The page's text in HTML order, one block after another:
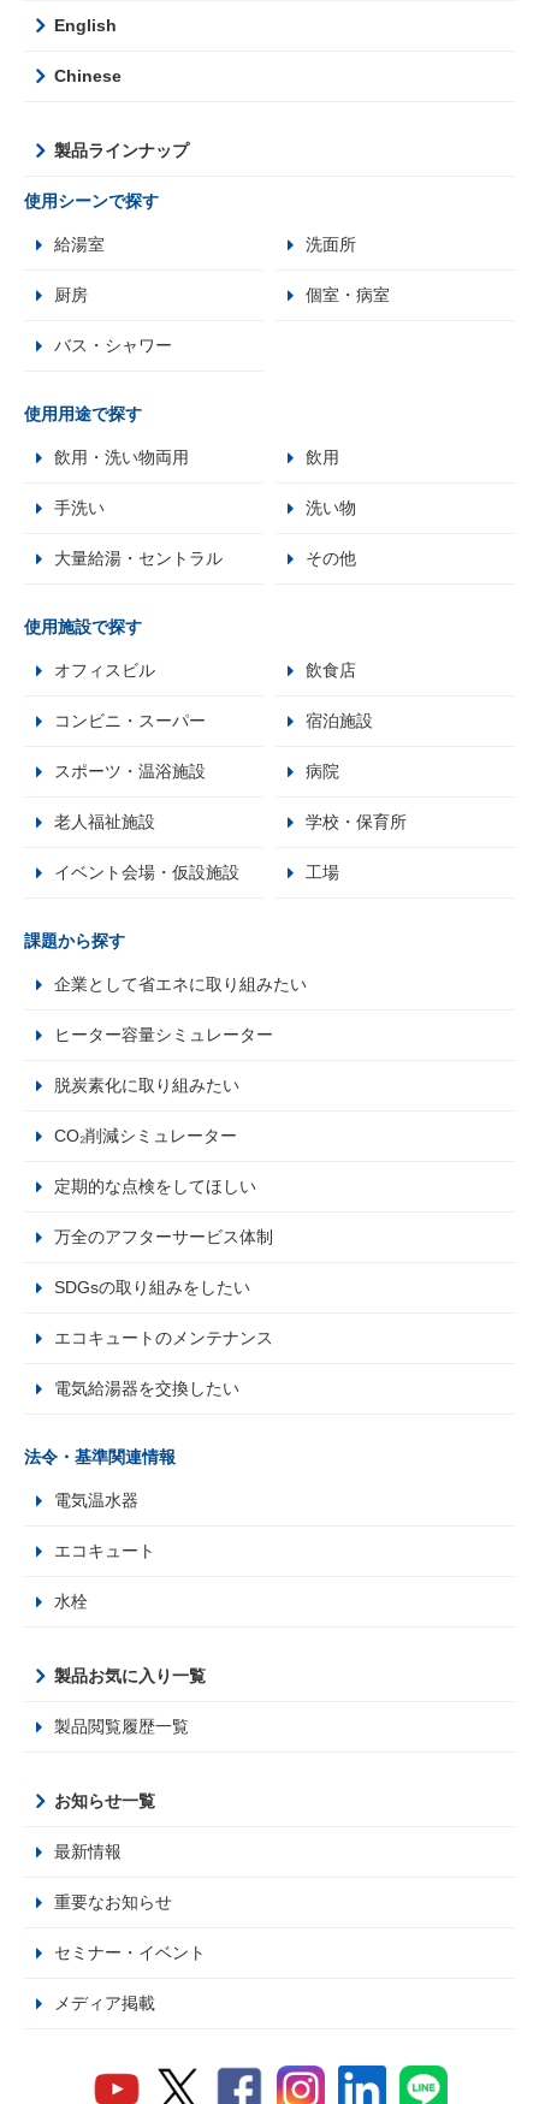
English
Chinese
製品ラインナップ
使用シーンで探す
給湯室 洗面所
厨房 個室・病室
バス・シャワー
使用用途で探す
飲用・洗い物両用 飲用
手洗い 洗い物
大量給湯・セントラル その他
使用施設で探す
オフィスビル 飲食店
コンビニ・スーパー 宿泊施設
スポーツ・温浴施設 病院
老人福祉施設 学校・保育所
イベント会場・仮設施設 工場
課題から探す
企業として省エネに取り組みたい
ヒーター容量シミュレーター
脱炭素化に取り組みたい
CO₂削減シミュレーター
定期的な点検をしてほしい
万全のアフターサービス体制
SDGsの取り組みをしたい
エコキュートのメンテナンス
電気給湯器を交換したい
法令・基準関連情報
電気温水器
エコキュート
水栓
製品お気に入り一覧
製品閲覧履歴一覧
お知らせ一覧
最新情報
重要なお知らせ
セミナー・イベント
メディア掲載